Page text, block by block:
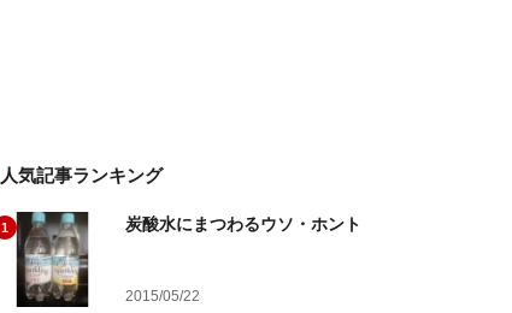
人気記事ランキング
1 炭酸水にまつわるウソ・ホント
2015/05/22